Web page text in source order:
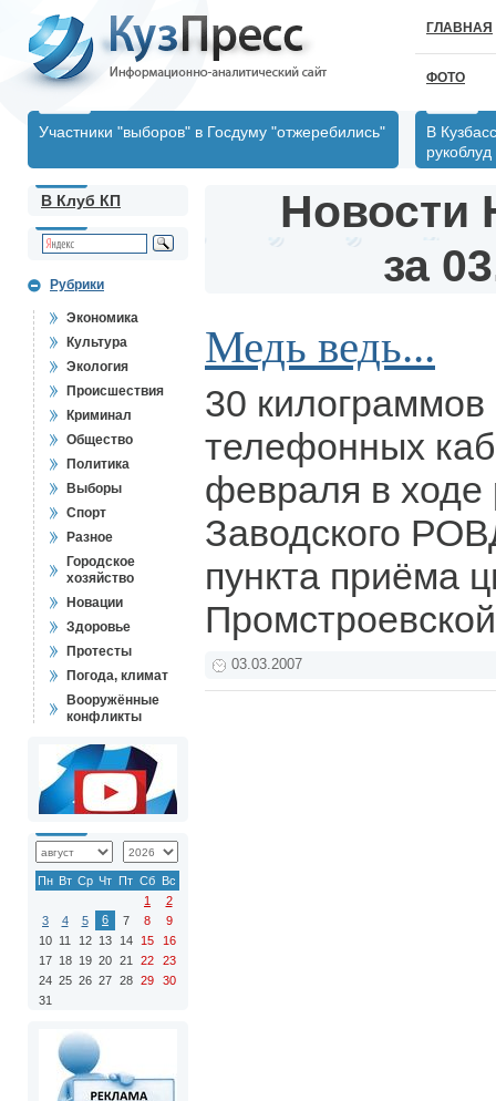
ГЛАВНАЯ
ФОТО
Участники "выборов" в Госдуму "отжеребились"
В
рукоблуд
В Клуб КП
Рубрики
Экономика
Культура
Экология
Происшествия
Криминал
Общество
Политика
Выборы
Спорт
Разное
Городское
хозяйство
Новации
Здоровье
Протесты
Погода, климат
Вооружённые
конфликты
Пн Вт Ср Чт Пт Сб Вс
1
2
3
4 5 6 7 8
9
10 11 12 13 14 15
16
17 18 19 20 21 22
23
24 25 26 27 28 29
30
31
Новости
за
Медь ведь...
30
телефонных
февраля в ходе
Заводского
пункта приёма
03.03.2007